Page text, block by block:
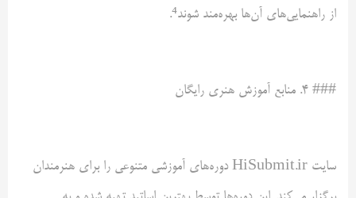
از راهنمایی‌های آن‌ها بهره‌مند شوند⁴.
### ۴. منابع آموزش هنری رایگان
سایت HiSubmit.ir دوره‌های آموزشی متنوعی را برای هنرمندان